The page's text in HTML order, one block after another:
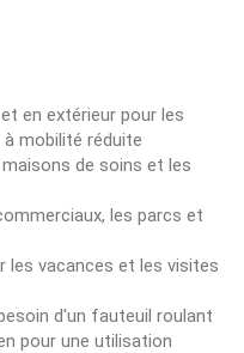
en extérieur pour les
mobilité réduite
de soins et les
les parcs et
les vacances et les visites
d'un fauteuil roulant
pour une utilisation